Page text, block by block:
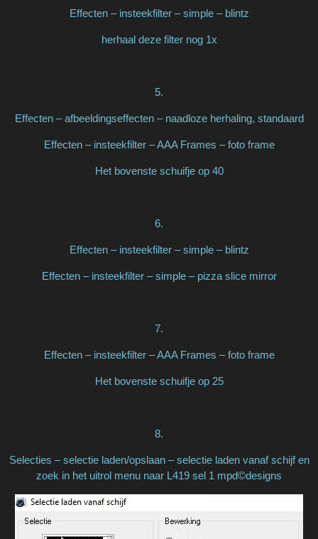
Effecten – insteekfilter – simple – blintz
herhaal deze filter nog 1x
5.
Effecten – afbeeldingseffecten – naadloze herhaling, standaard
Effecten – insteekfilter – AAA Frames – foto frame
Het bovenste schuifje op 40
6.
Effecten – insteekfilter – simple – blintz
Effecten – insteekfilter – simple – pizza slice mirror
7.
Effecten – insteekfilter – AAA Frames – foto frame
Het bovenste schuifje op 25
8.
Selecties – selectie laden/opslaan – selectie laden vanaf schijf en
zoek in het uitrol menu naar L419 sel 1 mpd©designs